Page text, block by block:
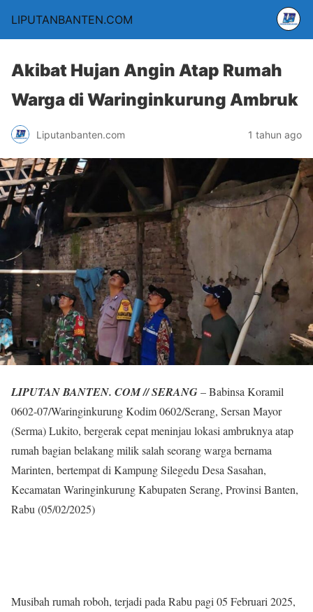
LIPUTANBANTEN.COM
Akibat Hujan Angin Atap Rumah
Warga di Waringinkurung Ambruk
Liputanbanten.com 1 tahun ago
LIPUTAN BANTEN. COM // SERANG– Babinsa Koramil
0602-07/Waringinkurung Kodim 0602/Serang, Sersan Mayor
(Serma) Lukito, bergerak cepat meninjau lokasi ambruknya atap
rumah bagian belakang milik salah seorang warga bernama
Marinten, bertempat di Kampung Silegedu Desa Sasahan,
Kecamatan Waringinkurung Kabupaten Serang, Provinsi Banten,
Rabu (05/02/2025)
Musibah rumah roboh, terjadi pada Rabu pagi 05 Februari 2025,